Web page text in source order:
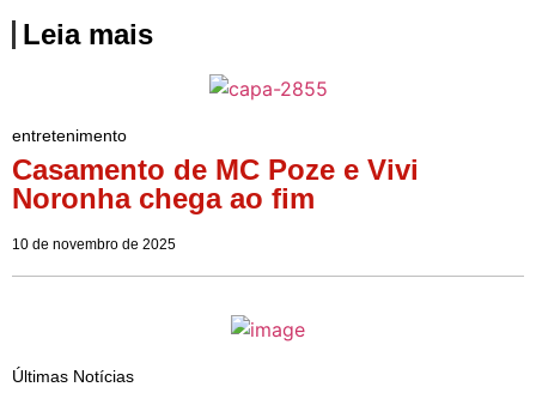
Leia mais
entretenimento
Casamento de MC Poze e Vivi
Noronha chega ao fim
10 de novembro de 2025
Últimas Notícias